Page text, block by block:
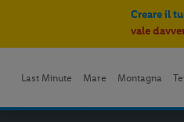
Creare il
vale
Last Minute Mare Montagna